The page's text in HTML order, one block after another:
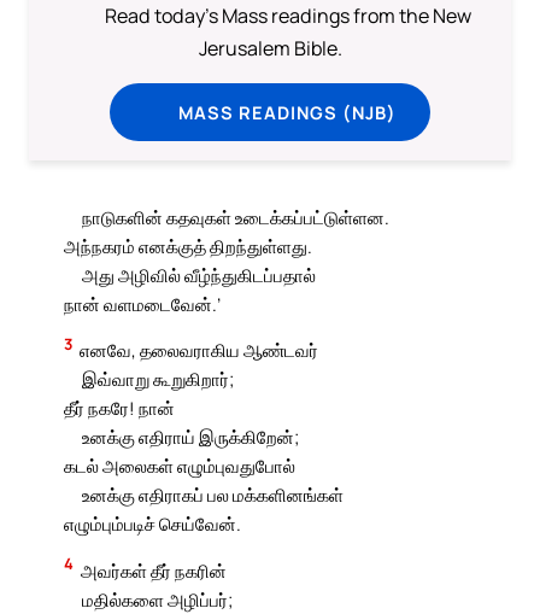
Read today's Mass readings from the New
Jerusalem Bible.
MASS READINGS (NJB)
நாடுகளின் கதவுகள் உடைக்கப்பட்டுள்ளன.
அந்நகரம் எனக்குத் திறந்துள்ளது.
அது அழிவில் வீழ்ந்துகிடப்பதால்
நான் வளமடைவேன்.’
3 எனவே, தலைவராகிய ஆண்டவர்
இவ்வாறு கூறுகிறார்;
தீர் நகரே! நான்
உனக்கு எதிராய் இருக்கிறேன்;
கடல் அலைகள் எழும்புவதுபோல்
உனக்கு எதிராகப் பல மக்களினங்கள்
எழும்பும்படிச் செய்வேன்.
4 அவர்கள் தீர் நகரின்
மதில்களை அழிப்பர்;